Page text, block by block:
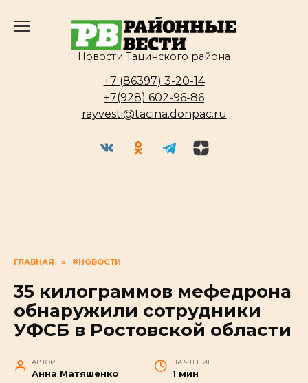
Новости Тацинского района
+7 (86397) 3-20-14
+7(928) 602-96-86
rayvesti@tacina.donpac.ru
ГЛАВНАЯ » #НОВОСТИ
35 килограммов мефедрона
обнаружили сотрудники
УФСБ в Ростовской области
АВТОР
Анна Матяшенко
НА ЧТЕНИЕ
1 мин